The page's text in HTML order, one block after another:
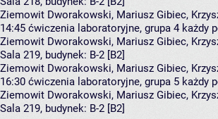
Ziemowit Dworakowski, Mariusz Gibiec,
14:45 ćwiczenia laboratoryjne, grupa 4 każdy
Ziemowit Dworakowski, Mariusz Gibiec,
Sala 219, budynek: B-2 [B2]
Ziemowit Dworakowski, Mariusz Gibiec,
16:30 ćwiczenia laboratoryjne, grupa 5 każdy
Ziemowit Dworakowski, Mariusz Gibiec,
Sala 219, budynek: B-2 [B2]